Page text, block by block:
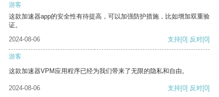
游客
这款加速器app的安全性有待提高，可以加强防护措施，比如增加双重验
证。
2024-08-06
支持[0] 反对[0]
游客
这款加速器VPM应用程序已经为我们带来了无限的隐私和自由。
2024-08-06 支持[0] 反对[0]